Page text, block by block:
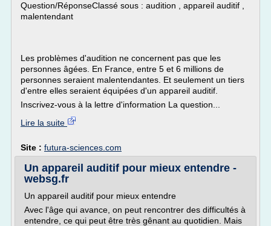
Question/RéponseClassé sous : audition , appareil auditif ,
malentendant
Les problèmes d'audition ne concernent pas que les
personnes âgées. En France, entre 5 et 6 millions de
personnes seraient malentendantes. Et seulement un tiers
d'entre elles seraient équipées d'un appareil auditif.
Inscrivez-vous à la lettre d'information La question...
Lire la suite
Site : futura-sciences.com
Un appareil auditif pour mieux entendre -
websg.fr
Un appareil auditif pour mieux entendre
Avec l'âge qui avance, on peut rencontrer des difficultés à
entendre, ce qui peut être très gênant au quotidien. Mais